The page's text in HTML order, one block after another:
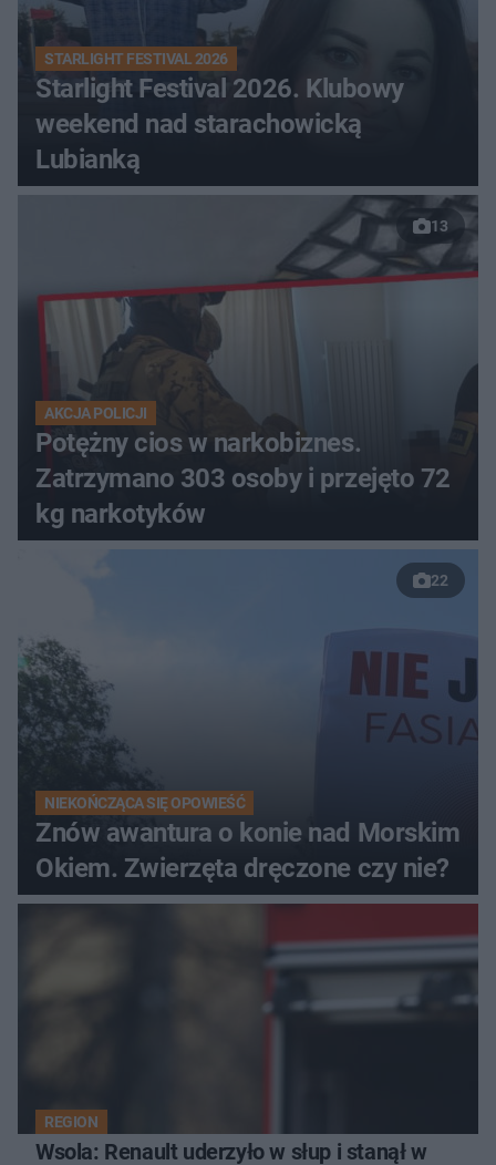
STARLIGHT FESTIVAL 2026
Starlight Festival 2026. Klubowy
weekend nad starachowicką
Lubianką
13
AKCJA POLICJI
Potężny cios w narkobiznes.
Zatrzymano 303 osoby i przejęto 72
kg narkotyków
22
NIEKOŃCZĄCA SIĘ OPOWIEŚĆ
Znów awantura o konie nad Morskim
Okiem. Zwierzęta dręczone czy nie?
REGION
Wsola: Renault uderzyło w słup i stanął w